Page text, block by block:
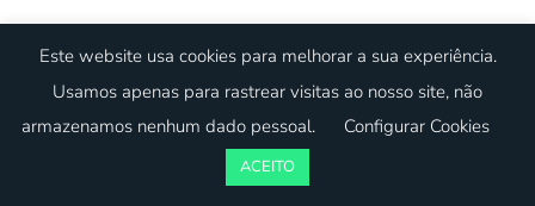
Este website usa cookies para melhorar a sua experiência.
Usamos apenas para rastrear visitas ao nosso site, não
armazenamos nenhum dado pessoal.
Configurar Cookies
ACEITO